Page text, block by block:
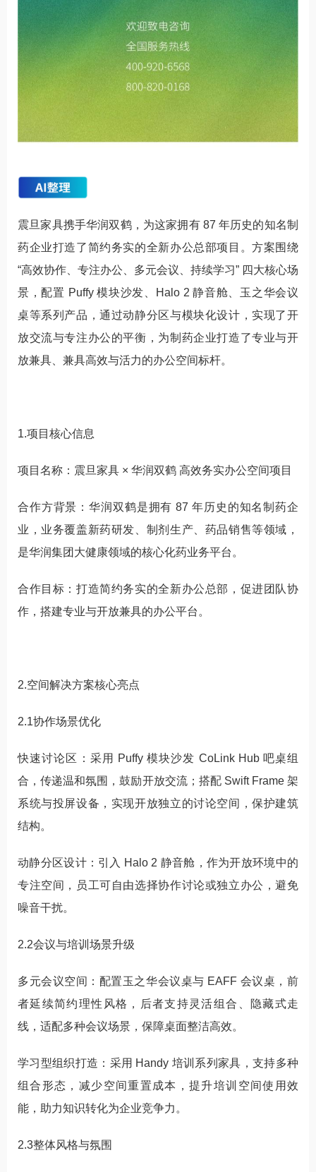
震旦家具携手华润双鹤，为这家拥有 87 年历史的知名制
药企业打造了简约务实的全新办公总部项目。方案围绕
“高效协作、专注办公、多元会议、持续学习” 四大核心场
景，配置 Puffy 模块沙发、Halo 2 静音舱、玉之华会议
桌等系列产品，通过动静分区与模块化设计，实现了开
放交流与专注办公的平衡，为制药企业打造了专业与开
放兼具、兼具高效与活力的办公空间标杆。
1.项目核心信息
项目名称：震旦家具 × 华润双鹤 高效务实办公空间项目
合作方背景：华润双鹤是拥有 87 年历史的知名制药企
业，业务覆盖新药研发、制剂生产、药品销售等领域，
是华润集团大健康领域的核心化药业务平台。
合作目标：打造简约务实的全新办公总部，促进团队协
作，搭建专业与开放兼具的办公平台。
2.空间解决方案核心亮点
2.1协作场景优化
快速讨论区：采用 Puffy 模块沙发 CoLink Hub 吧桌组
合，传递温和氛围，鼓励开放交流；搭配 Swift Frame 架
系统与投屏设备，实现开放独立的讨论空间，保护建筑
结构。
动静分区设计：引入 Halo 2 静音舱，作为开放环境中的
专注空间，员工可自由选择协作讨论或独立办公，避免
噪音干扰。
2.2会议与培训场景升级
多元会议空间：配置玉之华会议桌与 EAFF 会议桌，前
者延续简约理性风格，后者支持灵活组合、隐藏式走
线，适配多种会议场景，保障桌面整洁高效。
学习型组织打造：采用 Handy 培训系列家具，支持多种
组合形态，减少空间重置成本，提升培训空间使用效
能，助力知识转化为企业竞争力。
2.3整体风格与氛围